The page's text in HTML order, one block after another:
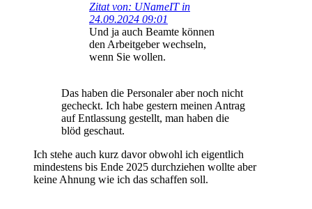
Zitat von: UNameIT in
24.09.2024 09:01
Und ja auch Beamte können
den Arbeitgeber wechseln,
wenn Sie wollen.
Das haben die Personaler aber noch nicht
gecheckt. Ich habe gestern meinen Antrag
auf Entlassung gestellt, man haben die
blöd geschaut.
Ich stehe auch kurz davor obwohl ich eigentlich
mindestens bis Ende 2025 durchziehen wollte aber
keine Ahnung wie ich das schaffen soll.